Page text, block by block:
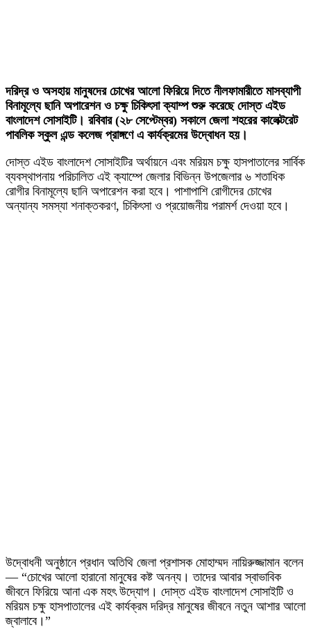
দরিদ্র ও অসহায় মানুষদের চোখের আলো ফিরিয়ে দিতে নীলফামারীতে মাসব্যাপী
বিনামূল্যে ছানি অপারেশন ও চক্ষু চিকিৎসা ক্যাম্প শুরু করেছে দোস্ত এইড
বাংলাদেশ সোসাইটি। রবিবার (২৮ সেপ্টেম্বর) সকালে জেলা শহরের কালেক্টরেট
পাবলিক স্কুল এন্ড কলেজ প্রাঙ্গণে এ কার্যক্রমের উদ্বোধন হয়।
দোস্ত এইড বাংলাদেশ সোসাইটির অর্থায়নে এবং মরিয়ম চক্ষু হাসপাতালের সার্বিক
ব্যবস্থাপনায় পরিচালিত এই ক্যাম্পে জেলার বিভিন্ন উপজেলার ৬ শতাধিক
রোগীর বিনামূল্যে ছানি অপারেশন করা হবে। পাশাপাশি রোগীদের চোখের
অন্যান্য সমস্যা শনাক্তকরণ, চিকিৎসা ও প্রয়োজনীয় পরামর্শ দেওয়া হবে।
উদ্বোধনী অনুষ্ঠানে প্রধান অতিথি জেলা প্রশাসক মোহাম্মদ নায়িরুজ্জামান বলেন
— “চোখের আলো হারানো মানুষের কষ্ট অনন্য। তাদের আবার স্বাভাবিক
জীবনে ফিরিয়ে আনা এক মহৎ উদ্যোগ। দোস্ত এইড বাংলাদেশ সোসাইটি ও
মরিয়ম চক্ষু হাসপাতালের এই কার্যক্রম দরিদ্র মানুষের জীবনে নতুন আশার আলো
জ্বালাবে।”